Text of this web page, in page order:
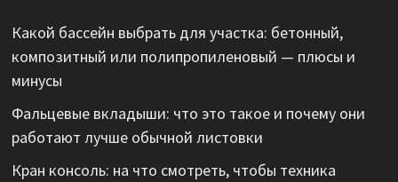
Какой бассейн выбрать для участка: бетонный,
композитный или полипропиленовый — плюсы и
минусы
Фальцевые вкладыши: что это такое и почему они
работают лучше обычной листовки
Кран консоль: на что смотреть, чтобы техника